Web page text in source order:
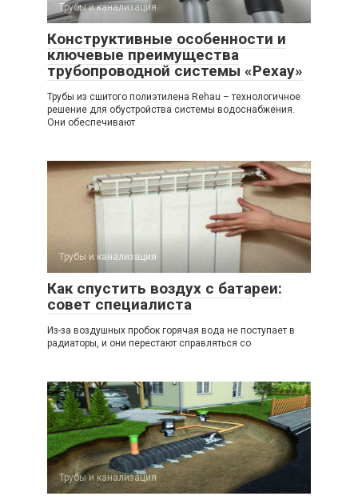
Трубы и канализация
Конструктивные особенности и
ключевые преимущества
трубопроводной системы «Рехау»
Трубы из сшитого полиэтилена Rehau – технологичное
решение для обустройства системы водоснабжения.
Они обеспечивают
Трубы и канализация
Как спустить воздух с батареи:
совет специалиста
Из-за воздушных пробок горячая вода не поступает в
радиаторы, и они перестают справляться со
Трубы и канализация